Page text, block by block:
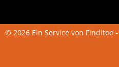
© 2026 Ein Service von Finditoo